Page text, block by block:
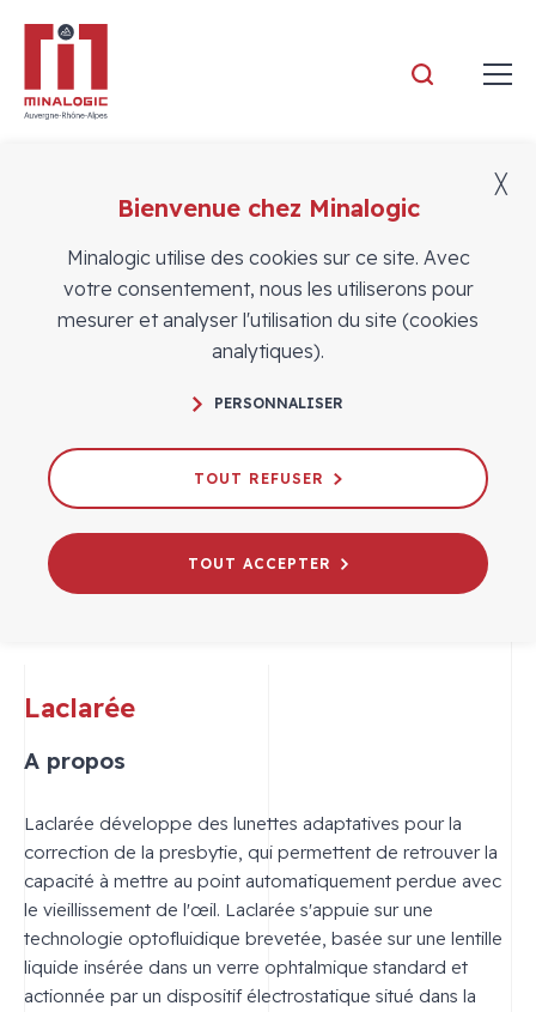
Adhérents
Laclarée
A propos
Laclarée développe des lunettes adaptatives pour la
correction de la presbytie, qui permettent de retrouver la
capacité à mettre au point automatiquement perdue avec
le vieillissement de l'œil. Laclarée s'appuie sur une
technologie optofluidique brevetée, basée sur une lentille
liquide insérée dans un verre ophtalmique standard et
actionnée par un dispositif électrostatique situé dans la
Bienvenue chez Minalogic
Minalogic utilise des cookies sur ce site. Avec
votre consentement, nous les utiliserons pour
mesurer et analyser l'utilisation du site (cookies
analytiques).
PERSONNALISER
TOUT REFUSER
TOUT ACCEPTER
╳